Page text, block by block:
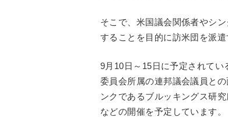
そこで、米国議会関係者やシ
することを目的に訪米団を派遣
9月10日～15日に予定されて
委員会所属の連邦議会議員と
ンクであるブルッキングス研
などの開催を予定しています。